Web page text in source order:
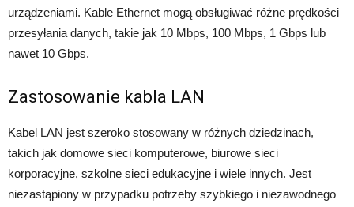
urządzeniami. Kable Ethernet mogą obsługiwać różne prędkości
przesyłania danych, takie jak 10 Mbps, 100 Mbps, 1 Gbps lub
nawet 10 Gbps.
Zastosowanie kabla LAN
Kabel LAN jest szeroko stosowany w różnych dziedzinach,
takich jak domowe sieci komputerowe, biurowe sieci
korporacyjne, szkolne sieci edukacyjne i wiele innych. Jest
niezastąpiony w przypadku potrzeby szybkiego i niezawodnego